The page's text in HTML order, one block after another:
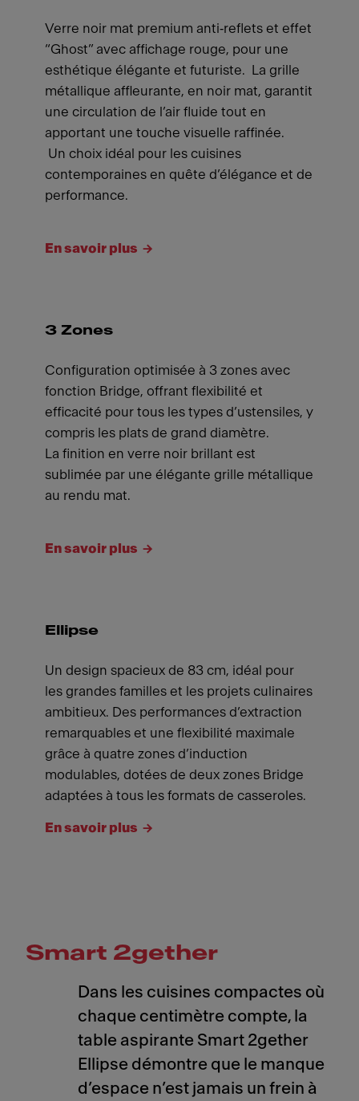
Verre noir mat premium anti‑reflets et effet
“Ghost” avec affichage rouge, pour une
esthétique élégante et futuriste. La grille
métallique affleurante, en noir mat, garantit
une circulation de l’air fluide tout en
apportant une touche visuelle raffinée.
Un choix idéal pour les cuisines
contemporaines en quête d’élégance et de
performance.
En savoir plus
3 Zones
Configuration optimisée à 3 zones avec
fonction Bridge, offrant flexibilité et
efficacité pour tous les types d’ustensiles, y
compris les plats de grand diamètre.
La finition en verre noir brillant est
sublimée par une élégante grille métallique
au rendu mat.
En savoir plus
Ellipse
Un design spacieux de 83 cm, idéal pour
les grandes familles et les projets culinaires
ambitieux. Des performances d’extraction
remarquables et une flexibilité maximale
grâce à quatre zones d’induction
modulables, dotées de deux zones Bridge
adaptées à tous les formats de casseroles.
En savoir plus
Smart 2gether
Dans les cuisines compactes où
chaque centimètre compte, la
table aspirante Smart 2gether
Ellipse démontre que le manque
d’espace n’est jamais un frein à